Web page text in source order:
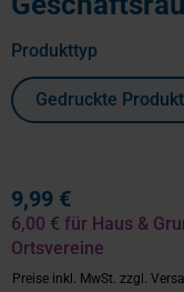
Produkttyp
Gedruckte
9,99 €
6,00 € für Haus &
Ortsvereine
Preise inkl. MwSt. zzgl.